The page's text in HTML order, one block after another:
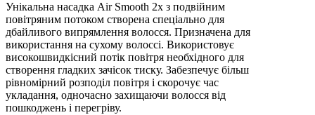
Унікальна насадка Air Smooth 2x з подвійним
повітряним потоком створена спеціально для
дбайливого випрямлення волосся. Призначена для
використання на сухому волоссі. Використовує
високошвидкісний потік повітря необхідного для
створення гладких зачісок тиску. Забезпечує більш
рівномірний розподіл повітря і скорочує час
укладання, одночасно захищаючи волосся від
пошкоджень і перегріву.